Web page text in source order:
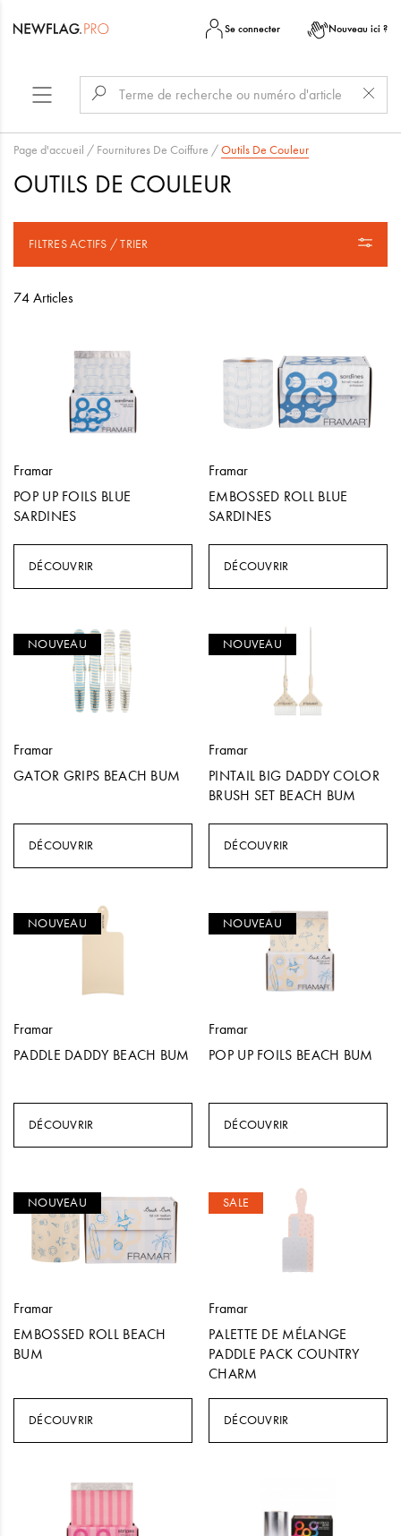
Se connecter Nouveau ici ?
Page d'accueil / Fournitures De Coiffure /Outils De Couleur
OUTILS DE COULEUR
FILTRES ACTIFS / TRIER
74 Articles
Framar
POP UP FOILS BLUE
SARDINES
DÉCOUVRIR
Framar
EMBOSSED ROLL BLUE
SARDINES
DÉCOUVRIR
NOUVEAU
Framar
GATOR GRIPS BEACH BUM
DÉCOUVRIR
NOUVEAU
Framar
PINTAIL BIG DADDY COLOR
BRUSH SET BEACH BUM
DÉCOUVRIR
NOUVEAU
Framar
PADDLE DADDY BEACH BUM
DÉCOUVRIR
NOUVEAU
Framar
POP UP FOILS BEACH BUM
DÉCOUVRIR
NOUVEAU
Framar
EMBOSSED ROLL BEACH
BUM
DÉCOUVRIR
SALE
Framar
PALETTE DE MÉLANGE
PADDLE PACK COUNTRY
CHARM
DÉCOUVRIR